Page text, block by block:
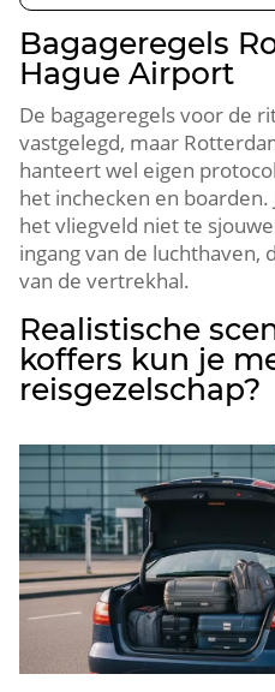
Bagageregels
Hague Airport
De bagageregels voor de
vastgelegd, maar
hanteert wel eigen
het inchecken en
het vliegveld niet te
ingang van de luchthaven,
van de vertrekhal.
Realistische
koffers kun je
reisgezelschap?